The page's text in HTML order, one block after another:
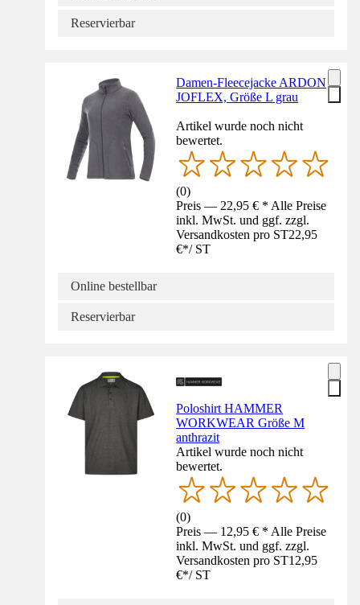
Reservierbar
Damen-Fleecejacke ARDON
JOFLEX, Größe L grau
Artikel wurde noch nicht
bewertet.
(0)
Preis — 22,95 € * Alle Preise
inkl. MwSt. und ggf. zzgl.
Versandkosten pro ST22,95
€*/ ST
Online bestellbar
Reservierbar
Poloshirt HAMMER
WORKWEAR Größe M
anthrazit
Artikel wurde noch nicht
bewertet.
(0)
Preis — 12,95 € * Alle Preise
inkl. MwSt. und ggf. zzgl.
Versandkosten pro ST12,95
€*/ ST